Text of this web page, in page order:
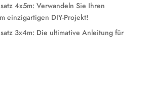
4x5m: Verwandeln Sie Ihren
einzigartigen DIY-Projekt!
3x4m: Die ultimative Anleitung für